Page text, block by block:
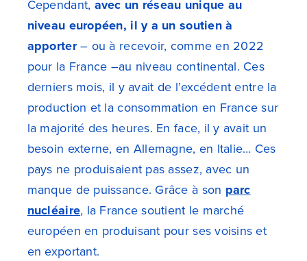
Cependant, avec un réseau unique au
niveau européen, il y a un soutien à
apporter– ou à recevoir, comme en 2022
pour la France –au niveau continental. Ces
derniers mois, il y avait de l’excédent entre la
production et la consommation en France sur
la majorité des heures. En face, il y avait un
besoin externe, en Allemagne, en Italie… Ces
pays ne produisaient pas assez, avec un
manque de puissance. Grâce à son parc
nucléaire, la France soutient le marché
européen en produisant pour ses voisins et
en exportant.